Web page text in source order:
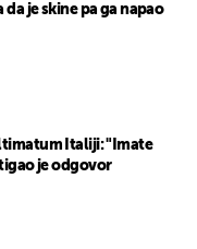
je skine pa ga napao
Italiji: "Imate
je odgovor